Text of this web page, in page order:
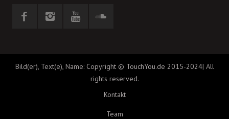
Bild(er), Text(e), Name: Copyright © TouchYou.de 2015-2024| All
rights reserved.
Kontakt
Team